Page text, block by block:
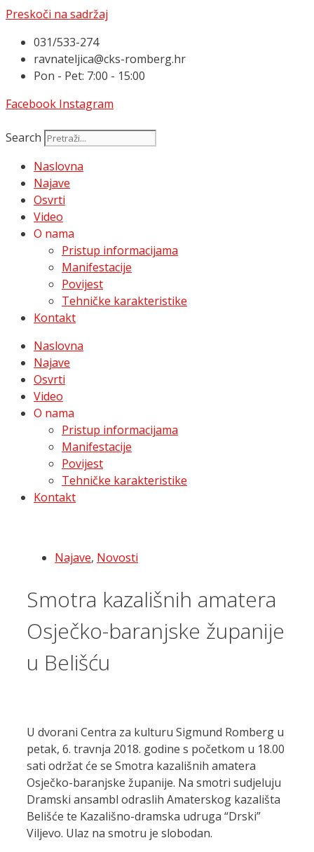
Preskoči na sadržaj
031/533-274
ravnateljica@cks-romberg.hr
Pon - Pet: 7:00 - 15:00
Facebook Instagram
Search
Naslovna
Najave
Osvrti
Video
O nama
Pristup informacijama
Manifestacije
Povijest
Tehničke karakteristike
Kontakt
Naslovna
Najave
Osvrti
Video
O nama
Pristup informacijama
Manifestacije
Povijest
Tehničke karakteristike
Kontakt
Najave, Novosti
Smotra kazališnih amatera
Osječko-baranjske županije
u Belišću
U dvorani Centra za kulturu Sigmund Romberg u
petak, 6. travnja 2018. godine s početkom u 18.00
sati održat će se Smotra kazališnih amatera
Osječko-baranjske županije. Na smotri sudjeluju
Dramski ansambl odraslih Amaterskog kazališta
Belišće te Kazališno-dramska udruga “Drski”
Viljevo. Ulaz na smotru je slobodan.